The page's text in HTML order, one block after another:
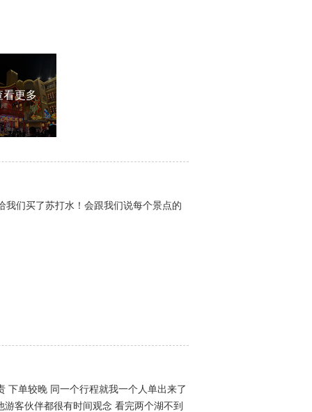
看更多
们买了苏打水！会跟我们说每个景点的
下单较晚 同一个行程就我一个人单出来了
客伙伴都很有时间观念 看完两个湖不到